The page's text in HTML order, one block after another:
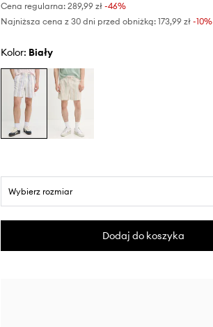
Cena regularna: 289,99 zł-46%
Najniższa cena z 30 dni przed obniżką: 173,99 zł -10%
Kolor: biały
Wybierz rozmiar
Dodaj do koszyka